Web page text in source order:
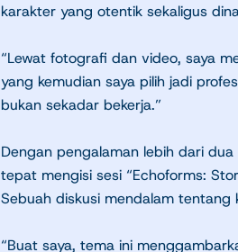
karakter yang otentik sekaligus
“Lewat fotografi dan video, saya
yang kemudian saya pilih jadi
bukan sekadar bekerja.”
Dengan pengalaman lebih dari
tepat mengisi sesi “Echoforms:
Sebuah diskusi mendalam
“Buat saya, tema ini